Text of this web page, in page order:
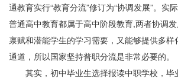
通教育实行“教育分流”修订为“协调发展”。实
普通高中教育都属于高中阶段教育,两者协调
禀赋和潜能学生的学习需要，又能够提供多样
通道，所以国家坚持普职分流是非常必要的。
其实，初中毕业生选择报读中职学校，